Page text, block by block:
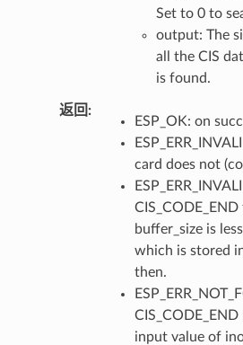
Set to 0 to
output: The
all the CIS
is found.
返回 :
ESP_OK: on
card does not
buffer_size is
which is stored
then.
input value of